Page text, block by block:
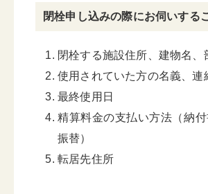
閉栓申し込みの際にお伺いする
閉栓する施設住所、建物名、
使用されていた方の名義、連
最終使用日
精算料金の支払い方法（納
振替）
転居先住所